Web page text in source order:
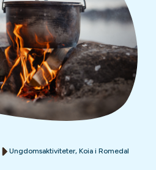
Ungdomsaktiviteter, Koia i Romedal